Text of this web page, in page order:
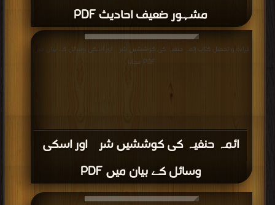
مشہور ضعیف احادیث PDF
ائمہ حنفیہ کی کوششیں شرک اور اسکی
وسائل کے بیان میں PDF
قراءة و تحميل كتاب ائمہ حنفیہ کی کوششیں شرک اور اسکی وسائل کے بیان میں
PDF مجانا